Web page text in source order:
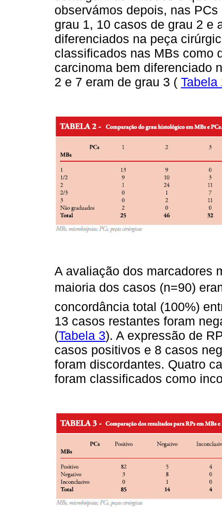
observámos depois, nas
grau 1, 10 casos de grau 2 e
diferenciados na peça
classificados nas MBs como
carcinoma bem diferenciado
2 e 7 eram de grau 3 ( Tabela
A avaliação dos marcadores
maioria dos casos (n=90)
concordância total (100%)
13 casos restantes foram
(Tabela 3). A expressão de
casos positivos e 8 casos
foram discordantes. Quatro
foram classificados como